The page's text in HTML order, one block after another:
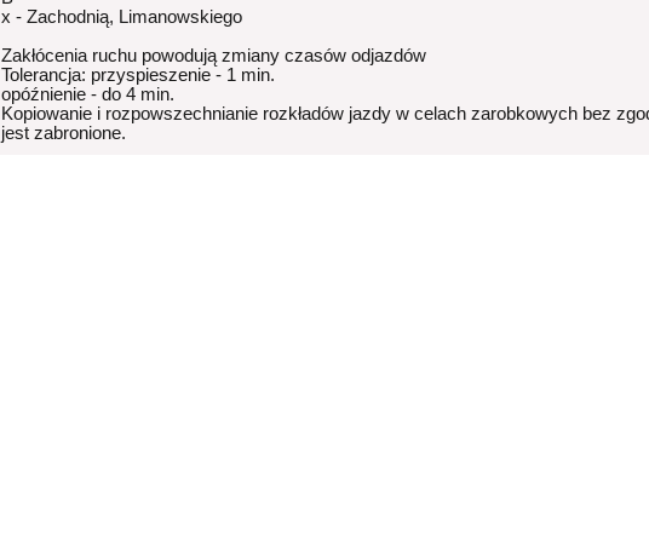
x - Zachodnią, Limanowskiego
Zakłócenia ruchu powodują zmiany czasów odjazdów
Tolerancja: przyspieszenie - 1 min.
opóźnienie - do 4 min.
Kopiowanie i rozpowszechnianie rozkładów jazdy w celach zarobkowych bez
jest zabronione.